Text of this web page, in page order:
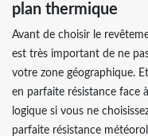
plan thermique
Avant de choisir le
est très important de ne
votre zone géographique.
en parfaite résistance face
logique si vous ne
parfaite résistance